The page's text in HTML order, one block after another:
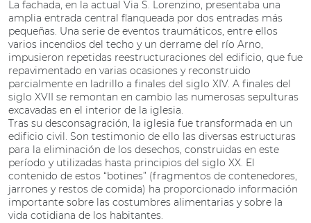
La fachada, en la actual Via S. Lorenzino, presentaba una
amplia entrada central flanqueada por dos entradas más
pequeñas. Una serie de eventos traumáticos, entre ellos
varios incendios del techo y un derrame del río Arno,
impusieron repetidas reestructuraciones del edificio, que fue
repavimentado en varias ocasiones y reconstruido
parcialmente en ladrillo a finales del siglo XIV. A finales del
siglo XVII se remontan en cambio las numerosas sepulturas
excavadas en el interior de la iglesia.
Tras su desconsagración, la iglesia fue transformada en un
edificio civil. Son testimonio de ello las diversas estructuras
para la eliminación de los desechos, construidas en este
período y utilizadas hasta principios del siglo XX. El
contenido de estos “botines” (fragmentos de contenedores,
jarrones y restos de comida) ha proporcionado información
importante sobre las costumbres alimentarias y sobre la
vida cotidiana de los habitantes.